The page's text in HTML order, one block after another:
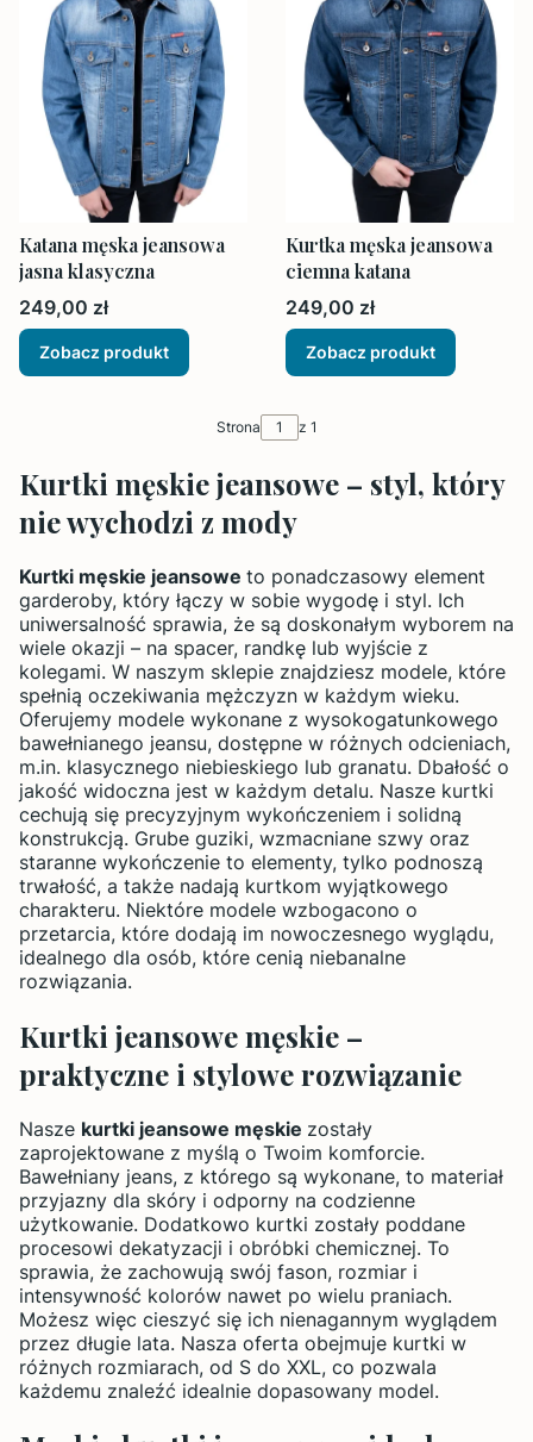
Katana męska jeansowa
jasna klasyczna
Cena
249,00 zł
Zobacz produkt
Kurtka męska jeansowa
ciemna katana
Cena
249,00 zł
Zobacz produkt
Strona z 1
Kurtki męskie jeansowe – styl, który
nie wychodzi z mody
Kurtki męskie jeansowe to ponadczasowy element
garderoby, który łączy w sobie wygodę i styl. Ich
uniwersalność sprawia, że są doskonałym wyborem na
wiele okazji – na spacer, randkę lub wyjście z
kolegami. W naszym sklepie znajdziesz modele, które
spełnią oczekiwania mężczyzn w każdym wieku.
Oferujemy modele wykonane z wysokogatunkowego
bawełnianego jeansu, dostępne w różnych odcieniach,
m.in. klasycznego niebieskiego lub granatu. Dbałość o
jakość widoczna jest w każdym detalu. Nasze kurtki
cechują się precyzyjnym wykończeniem i solidną
konstrukcją. Grube guziki, wzmacniane szwy oraz
staranne wykończenie to elementy, tylko podnoszą
trwałość, a także nadają kurtkom wyjątkowego
charakteru. Niektóre modele wzbogacono o
przetarcia, które dodają im nowoczesnego wyglądu,
idealnego dla osób, które cenią niebanalne
rozwiązania.
Kurtki jeansowe męskie –
praktyczne i stylowe rozwiązanie
Nasze kurtki jeansowe męskie zostały
zaprojektowane z myślą o Twoim komforcie.
Bawełniany jeans, z którego są wykonane, to materiał
przyjazny dla skóry i odporny na codzienne
użytkowanie. Dodatkowo kurtki zostały poddane
procesowi dekatyzacji i obróbki chemicznej. To
sprawia, że zachowują swój fason, rozmiar i
intensywność kolorów nawet po wielu praniach.
Możesz więc cieszyć się ich nienagannym wyglądem
przez długie lata. Nasza oferta obejmuje kurtki w
różnych rozmiarach, od S do XXL, co pozwala
każdemu znaleźć idealnie dopasowany model.